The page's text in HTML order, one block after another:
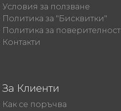
Условия за ползване
Политика за "Бисквитки"
Политика за поверителност
Контакти
За Клиенти
Как се поръчва